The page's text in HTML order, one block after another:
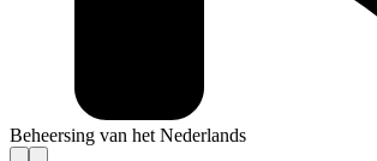
Beheersing van het Nederlands